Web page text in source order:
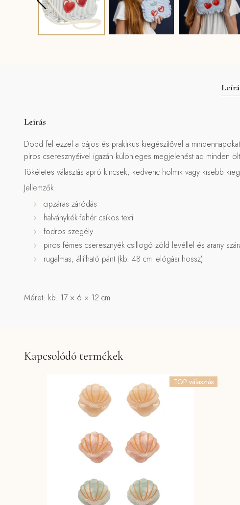
Leírás
Dobd fel ezzel a bájos és praktikus kiegészítővel a
piros cseresznyéivel igazán különleges megjelenést ad minden
Tökéletes választás apró kincsek, kedvenc holmik vagy kisebb
Jellemzők:
cipzáras záródás
halványkék-fehér csíkos textil
fodros szegély
piros fémes cseresznyék csillogó zöld levéllel és arany
rugalmas, állítható pánt (kb. 48 cm lelógási hossz)
Méret: kb. 17 × 6 × 12 cm
Kapcsolódó termékek
TOP választás